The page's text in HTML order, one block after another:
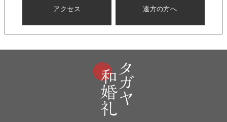
アクセス 遠方の方へ